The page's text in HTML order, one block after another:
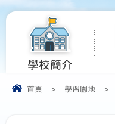
學校簡介
首頁 > 學習園地 >